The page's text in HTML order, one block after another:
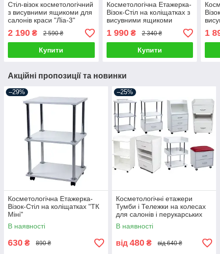
Стіл-візок косметологічний
з висувними ящикоми для
салонів краси "Ліа-3"
2 190 ₴ 2 590 ₴
Купити
Косметологічна Етажерка-
Візок-Стіл на коліщатках з
висувними ящикоми
"Ліа-2"
1 990₴ 2 340 ₴
Купити
1
Акційні пропозиції та новинки
–29%
Косметологічна Етажерка-
Візок-Стіл на коліщатках "ТК
Міні"
В наявності
630 ₴ 890 ₴
–25%
Косметологічні етажери
Тумби і Тележки на колесах
для салонів і перукарських
В наявності
від 480 ₴ від 640 ₴